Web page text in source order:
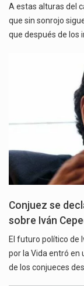
A estas alturas del
que sin sonrojo
que después de los
Conjuez se
sobre Iván
El futuro político de
por la Vida entró en
de los conjueces